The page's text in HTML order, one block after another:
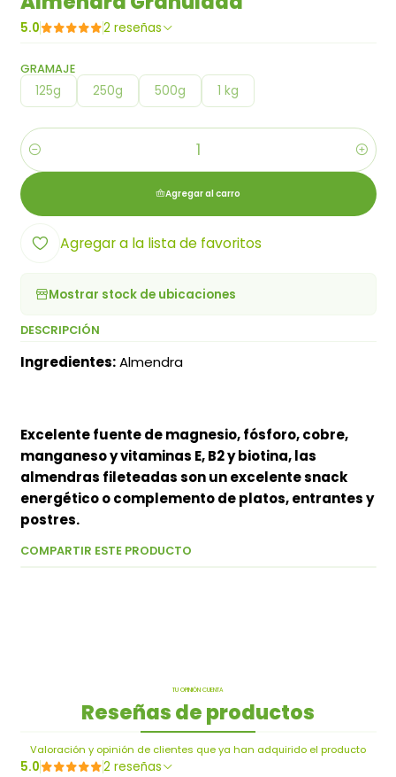
5.0 2 reseñas
GRAMAJE
125g 250g 500g 1 kg
Cantidad
Agregar al carro
Agregar a la lista de favoritos
Mostrar stock de ubicaciones
DESCRIPCIÓN
Ingredientes:Almendra
Excelente fuente de magnesio, fósforo, cobre,
manganeso y vitaminas E, B2 y biotina, las
almendras fileteadas son un excelente snack
energético o complemento de platos, entrantes y
postres.
COMPARTIR ESTE PRODUCTO
TU OPINIÓN CUENTA
Reseñas de productos
Valoración y opinión de clientes que ya han adquirido el producto
5.0 2 reseñas